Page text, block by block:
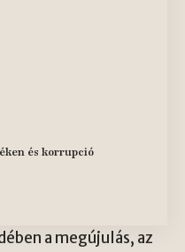
és korrupció
a megújulás, az